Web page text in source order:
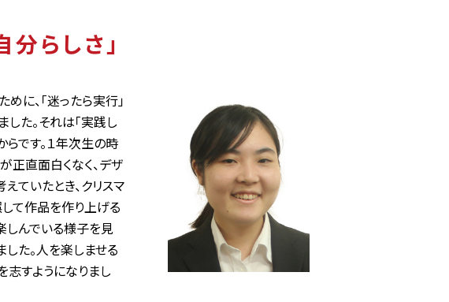
分らしさ」
に、「迷ったら実行」
た。それは「実践し
です。１年次生の時
正直面白くなく、デザ
ていたとき、クリスマ
て作品を作り上げる
しんでいる様子を見
した。人を楽しませる
志すようになりまし